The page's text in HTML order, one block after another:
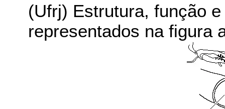
(Ufrj) Estrutura, função
representados na figura